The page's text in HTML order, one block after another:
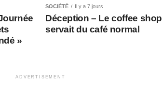
»
SOCIÉTÉ Il y a 7 jours
Déception – Le coffee shop
servait du café normal
ADVERTISEMENT